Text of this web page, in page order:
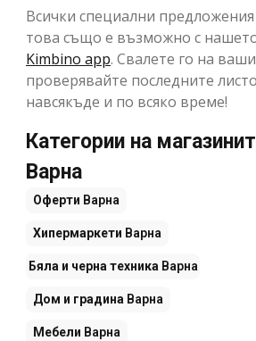
Всички специални
това също е възможно с
Kimbino app. Свалете го на
проверявайте последните
навсякъде и по всяко време!
Категории на
Варна
Оферти Варна
Хипермаркети Варна
Бяла и черна техникаВарна
Дом и градина Варна
Мебели Варна